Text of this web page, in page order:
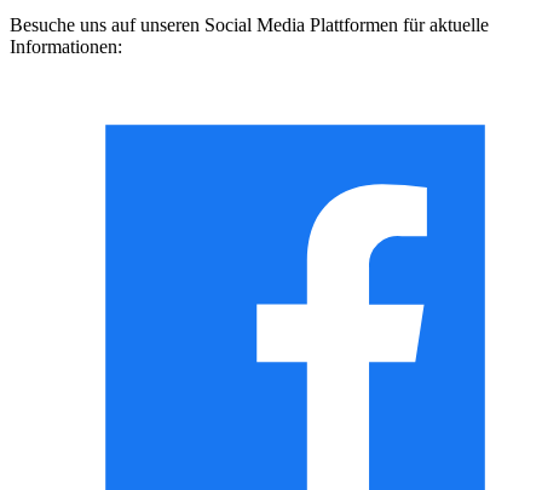
Besuche uns auf unseren Social Media Plattformen für aktuelle
Informationen: